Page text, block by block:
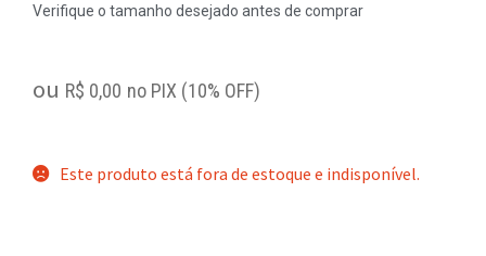
Verifique o tamanho desejado antes de comprar
ou R$ 0,00 no PIX (10% OFF)
Este produto está fora de estoque e indisponível.